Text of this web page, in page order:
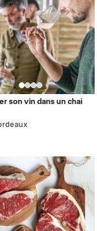
son vin dans un chai